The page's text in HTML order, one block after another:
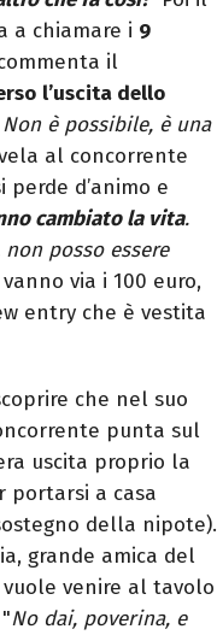
a chiamare i 9
il
l’uscita dello
è possibile, è una
al concorrente
perde d’animo e
cambiato la vita.
posso essere
via i 100 euro,
entry che è vestita
che nel suo
punta sul
uscita proprio la
portarsi a casa
della nipote).
grande amica del
venire al tavolo
No dai, poverina, e